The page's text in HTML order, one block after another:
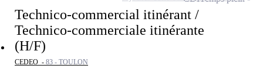
Technico-commercial itinérant /
Technico-commerciale itinérante
(H/F)
CEDEO - 83 - TOULON